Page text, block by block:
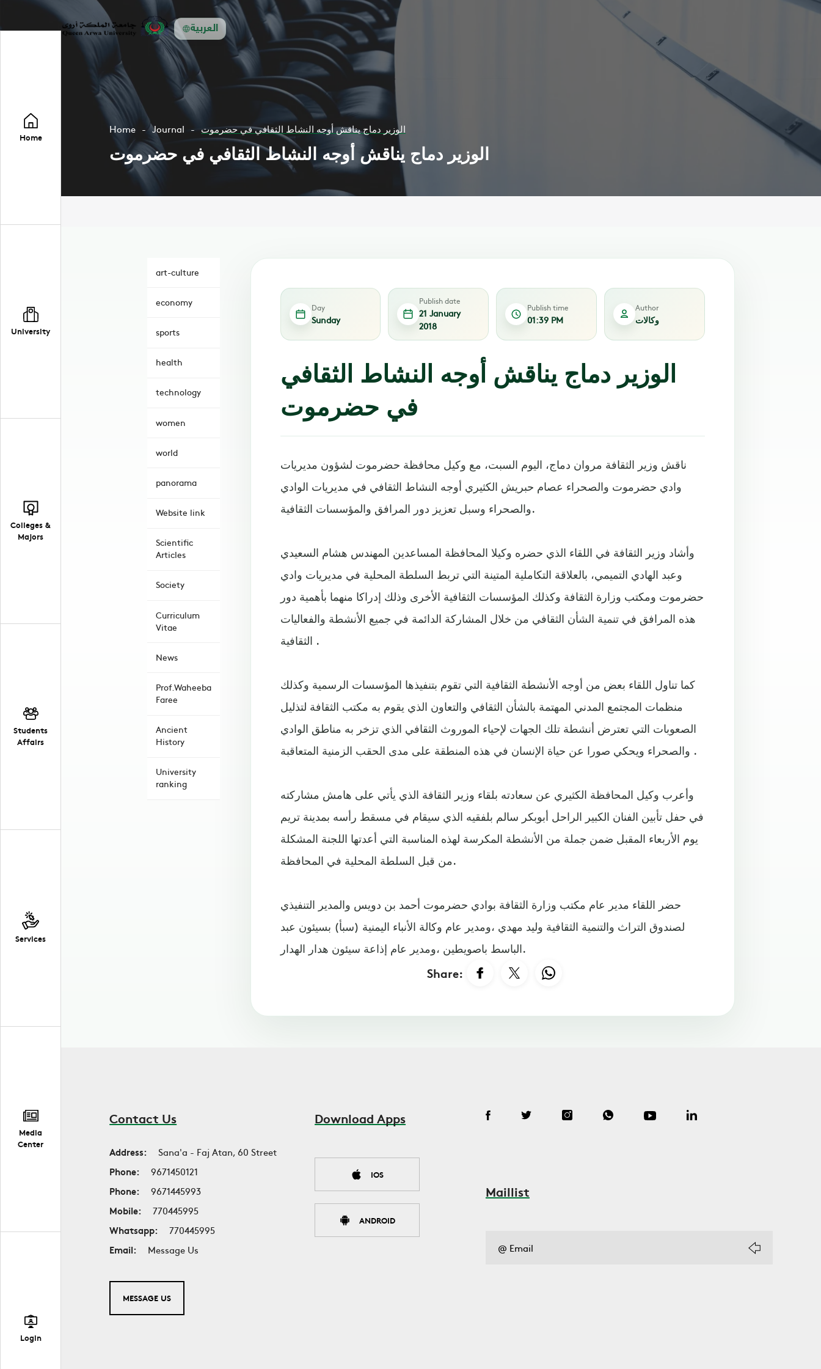
العربية
Home
University
Colleges &
Majors
Students
Affairs
Services
Media
Center
Login
Home Journal الوزير دماج يناقش أوجه النشاط الثقافي في حضرموت
الوزير دماج يناقش أوجه النشاط الثقافي في حضرموت
art-culture
economy
sports
health
technology
women
world
panorama
Website link
Scientific
Articles
Society
Curriculum
Vitae
News
Prof.Waheeba
Faree
Ancient
History
University
ranking
Day
Sunday
Publish date
21 January
2018
Publish time
01:39 PM
Author
وكالات
الوزير دماج يناقش أوجه النشاط الثقافي
في حضرموت
ناقش وزير الثقافة مروان دماج، اليوم السبت، مع وكيل محافظة حضرموت لشؤون مديريات
وادي حضرموت والصحراء عصام حبريش الكثيري أوجه النشاط الثقافي في مديريات الوادي
والصحراء وسبل تعزيز دور المرافق والمؤسسات الثقافية.
وأشاد وزير الثقافة في اللقاء الذي حضره وكيلا المحافظة المساعدين المهندس هشام السعيدي
وعبد الهادي التميمي، بالعلاقة التكاملية المتينة التي تربط السلطة المحلية في مديريات وادي
حضرموت ومكتب وزارة الثقافة وكذلك المؤسسات الثقافية الأخرى وذلك إدراكا منهما بأهمية دور
هذه المرافق في تنمية الشأن الثقافي من خلال المشاركة الدائمة في جميع الأنشطة والفعاليات
الثقافية .
كما تناول اللقاء بعض من أوجه الأنشطة الثقافية التي تقوم بتنفيذها المؤسسات الرسمية وكذلك
منظمات المجتمع المدني المهتمة بالشأن الثقافي والتعاون الذي يقوم به مكتب الثقافة لتذليل
الصعوبات التي تعترض أنشطة تلك الجهات لإحياء الموروث الثقافي الذي تزخر به مناطق الوادي
والصحراء ويحكي صورا عن حياة الإنسان في هذه المنطقة على مدى الحقب الزمنية المتعاقبة .
وأعرب وكيل المحافظة الكثيري عن سعادته بلقاء وزير الثقافة الذي يأتي على هامش مشاركته
في حفل تأبين الفنان الكبير الراحل أبوبكر سالم بلفقيه الذي سيقام في مسقط رأسه بمدينة تريم
يوم الأربعاء المقبل ضمن جملة من الأنشطة المكرسة لهذه المناسبة التي أعدتها اللجنة المشكلة
من قبل السلطة المحلية في المحافظة.
حضر اللقاء مدير عام مكتب وزارة الثقافة بوادي حضرموت أحمد بن دويس والمدير التنفيذي
لصندوق التراث والتنمية الثقافية وليد مهدي ،ومدير عام وكالة الأنباء اليمنية (سبأ) بسيئون عبد
الباسط باصويطين ،ومدير عام إذاعة سيئون هدار الهدار.
Share:
Contact Us
Address:
Sana'a - Faj Atan, 60 Street
Phone:
9671450121
Phone:
9671445993
Mobile:
770445995
Whatsapp:
770445995
Email:
Message Us
MESSAGE US
Download Apps
IOS
ANDROID
Maillist